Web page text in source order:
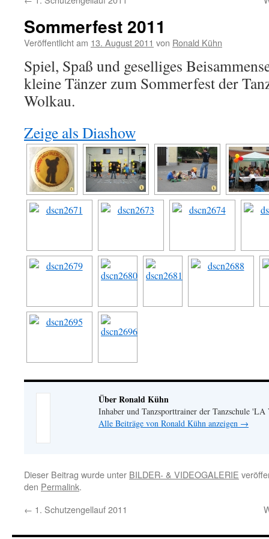
Sommerfest 2011
Veröffentlicht am 13. August 2011 von Ronald Kühn
Spiel, Spaß und geselliges
kleine Tänzer zum Sommerfest der
Wolkau.
Zeige als Diashow
Über Ronald Kühn
Inhaber und Tanzsporttrainer der Tanzschule
Alle Beiträge von Ronald Kühn anzeigen →
Dieser Beitrag wurde unter BILDER- & VIDEOGALERIE
den Permalink.
← 1. Schutzengellauf 2011